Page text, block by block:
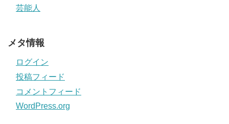
芸能人
メタ情報
ログイン
投稿フィード
コメントフィード
WordPress.org